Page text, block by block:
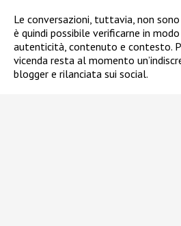
Le conversazioni, tuttavia, non
è quindi possibile verificarne in
autenticità, contenuto e contesto.
vicenda resta al momento
blogger e rilanciata sui social.